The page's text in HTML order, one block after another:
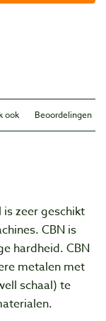
ook Beoordelingen
zeer geschikt
CBN is
hardheid. CBN
metalen met
schaal) te